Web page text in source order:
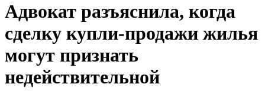
Адвокат разъяснила, когда
сделку купли-продажи жилья
могут признать
недействительной